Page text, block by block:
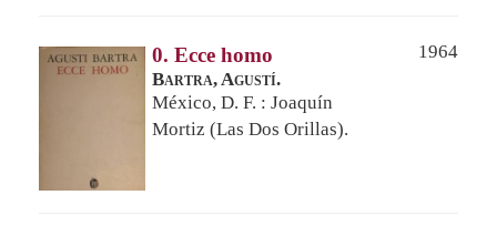
0. Ecce homo
1964
Bartra, Agustí.
México, D. F. : Joaquín
Mortiz (Las Dos Orillas).